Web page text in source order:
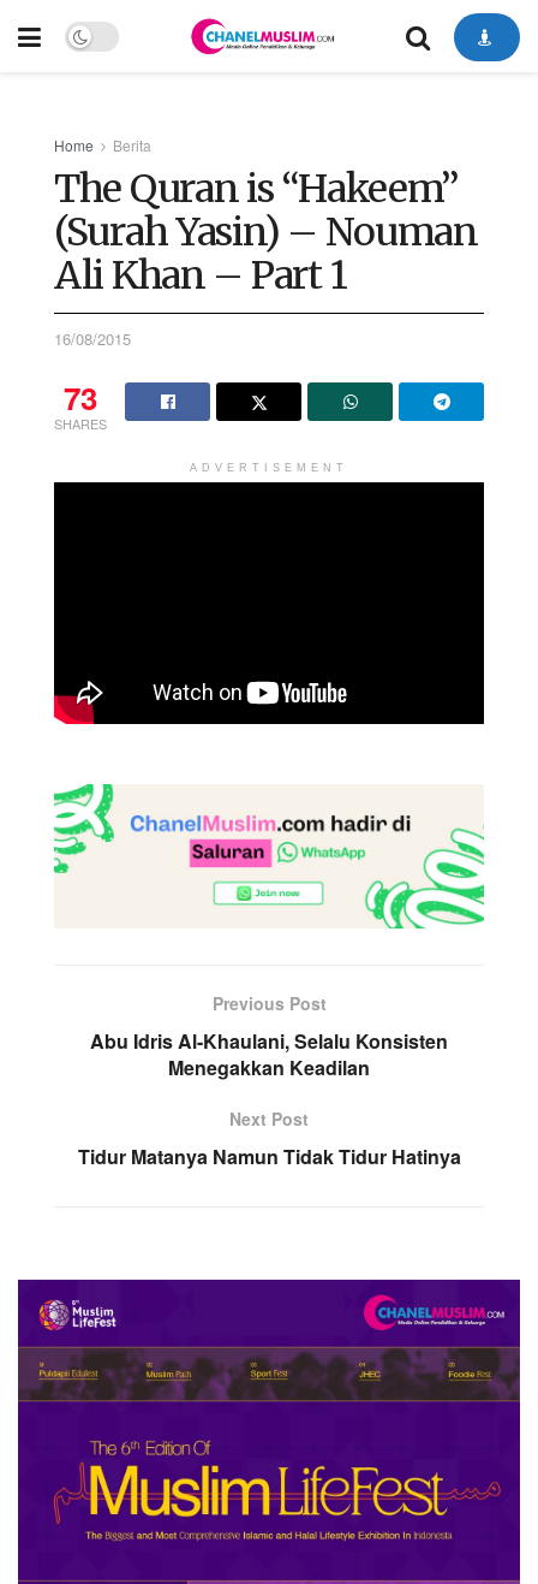
Home Berita
The Quran is “Hakeem”
(Surah Yasin) – Nouman
Ali Khan – Part 1
16/08/2015
73
SHARES
ADVERTISEMENT
Previous Post
Abu Idris Al-Khaulani, Selalu Konsisten
Menegakkan Keadilan
Next Post
Tidur Matanya Namun Tidak Tidur Hatinya